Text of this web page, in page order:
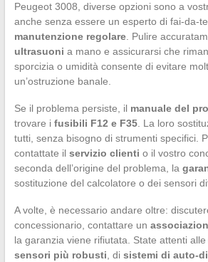
Peugeot 3008, diverse opzioni sono a
anche senza essere un esperto di fai-da-
manutenzione regolare. Pulire
ultrasuoni a mano e assicurarsi che
sporcizia o umidità consente di evitare
un’ostruzione banale.
Se il problema persiste, il manuale del
trovare i fusibili F12 e F35. La loro
tutti, senza bisogno di strumenti specifici.
contattate il servizio clienti o il vostro
seconda dell’origine del problema, la
sostituzione del calcolatore o dei sensori
A volte, è necessario andare oltre:
concessionario, contattare un
la garanzia viene rifiutata. State attenti alle
sensori più robusti , di sistemi di auto-